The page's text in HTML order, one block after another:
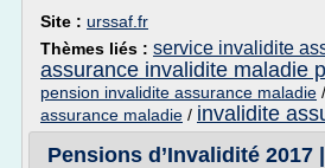
Site : urssaf.fr
Thèmes liés : service invalidite
assurance invalidite maladie
pension invalidite assurance maladie /
assurance maladie / invalidite
Pensions d’Invalidité 2017